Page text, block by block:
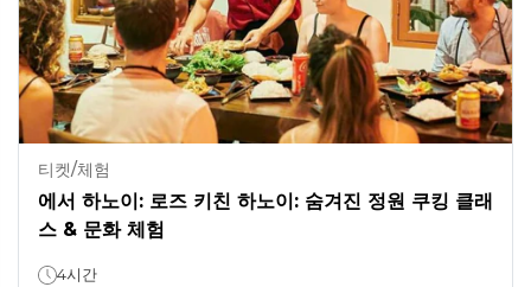
티켓/체험
에서 하노이: 로즈 키친 하노이: 숨겨진 정원 쿠킹 클래
스 & 문화 체험
4시간